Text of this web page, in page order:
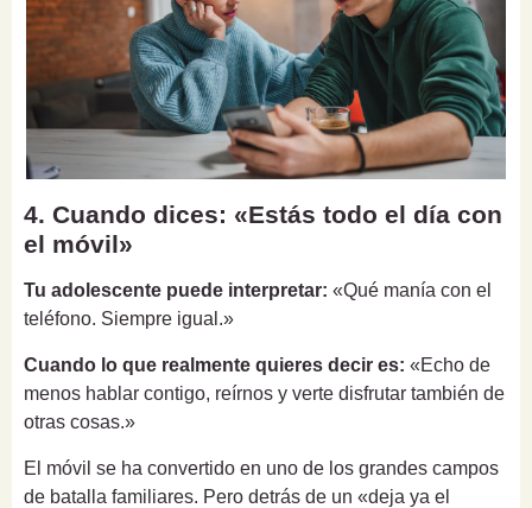
4. Cuando dices: «Estás todo el día con
el móvil»
Tu adolescente puede interpretar: «Qué manía con el
teléfono. Siempre igual.»
Cuando lo que realmente quieres decir es: «Echo de
menos hablar contigo, reírnos y verte disfrutar también de
otras cosas.»
El móvil se ha convertido en uno de los grandes campos
de batalla familiares. Pero detrás de un «deja ya el